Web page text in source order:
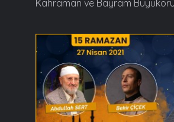
Kahraman ve Bayram